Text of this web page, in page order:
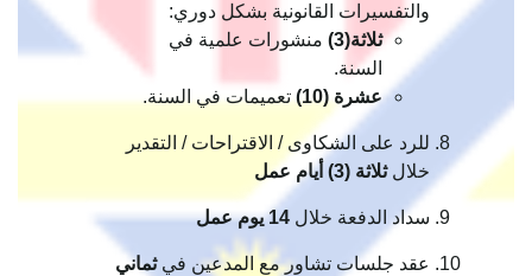
والتفسيرات القانونية بشكل دوري:
ثلاثة(3)
منشورات علمية في
السنة.
عشرة (10)
تعميمات في السنة.
للرد على الشكاوى / الاقتراحات / التقدير
خلالثلاثة (3) أيام عمل
سداد الدفعة خلال 14 يوم عمل
عقد جلسات تشاور مع المدعين فيثماني